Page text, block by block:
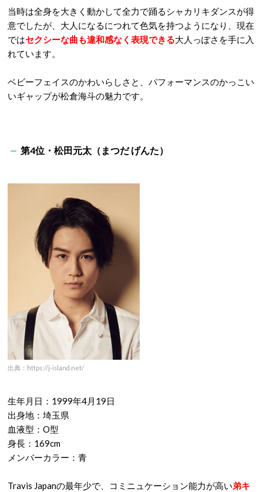
当時は全身を大きく動かして全力で踊るシャカリキダンスが得
意でしたが、大人になるにつれて色気を持つようになり、現在
ではセクシーな曲も違和感なく表現できる大人っぽさを手に入
れています。
ベビーフェイスのかわいらしさと、パフォーマンスのかっこい
いギャップが松倉海斗の魅力です。
第4位・松田元太（まつだ げんた）
出典：https://j-island.net/
生年月日：1999年4月19日
出身地：埼玉県
血液型：O型
身長：169cm
メンバーカラー：青
Travis Japanの最年少で、コミニュケーション能力が高い弟キ